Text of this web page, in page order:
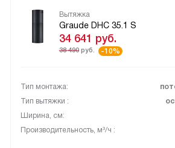
Вытяжка
Graude DHC 35.1 S
34 641 руб.
38 490 руб. -10%
Тип монтажа:
Тип вытяжки :
Ширина, см:
Производительность, м³/ч :